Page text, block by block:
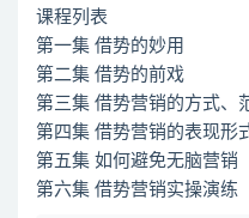
课程列表
第一集 借势的妙用
第二集 借势的前戏
第三集 借势营销的方式、
第四集 借势营销的表现形
第五集 如何避免无脑营销
第六集 借势营销实操演练